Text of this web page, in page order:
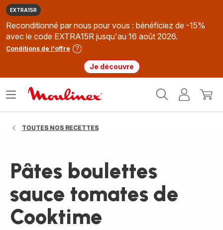
EXTRA15R
Reconditionné par nous pour vous : bénéficiez de -15%
avec le code EXTRA15R jusqu'au 16 août 2026.
Conditions de l'offre
Je découvre
MonMon
Ouvrir
TOUTES NOS RECETTES
Pâtes boulettes
sauce tomates de
Cooktime